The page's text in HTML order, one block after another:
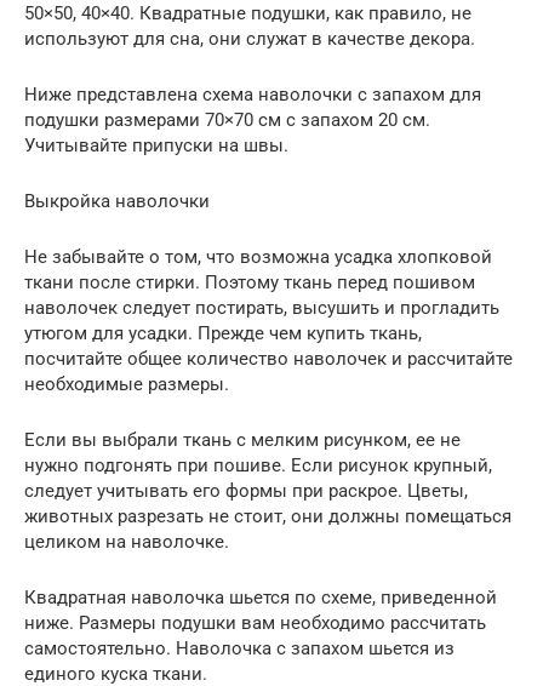
50×50, 40×40. Квадратные подушки, как правило, не
используют для сна, они служат в качестве декора.
Ниже представлена схема наволочки с запахом для
подушки размерами 70×70 см с запахом 20 см.
Учитывайте припуски на швы.
Выкройка наволочки
Не забывайте о том, что возможна усадка хлопковой
ткани после стирки. Поэтому ткань перед пошивом
наволочек следует постирать, высушить и прогладить
утюгом для усадки. Прежде чем купить ткань,
посчитайте общее количество наволочек и рассчитайте
необходимые размеры.
Если вы выбрали ткань с мелким рисунком, ее не
нужно подгонять при пошиве. Если рисунок крупный,
следует учитывать его формы при раскрое. Цветы,
животных разрезать не стоит, они должны помещаться
целиком на наволочке.
Квадратная наволочка шьется по схеме, приведенной
ниже. Размеры подушки вам необходимо рассчитать
самостоятельно. Наволочка с запахом шьется из
единого куска ткани.